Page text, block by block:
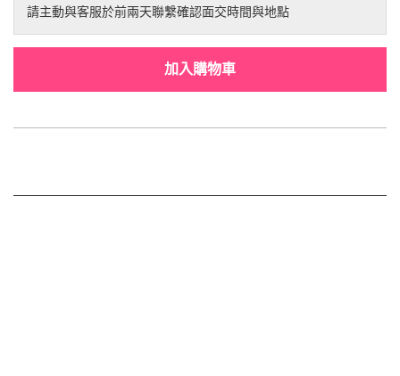
請主動與客服於前兩天聯繫確認面交時間與地點
加入購物車